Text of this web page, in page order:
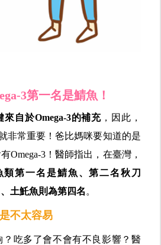
3第一名是鯖魚！
自於Omega-3的補充 ，因此，
非常重要！爸比媽咪要知道的是
Omega-3！醫師指出，在臺灣，
類第一名是鯖魚、第二名秋刀
土魠魚則為第四名 。
不太容易
吃多了會不會有不良影響？ 醫